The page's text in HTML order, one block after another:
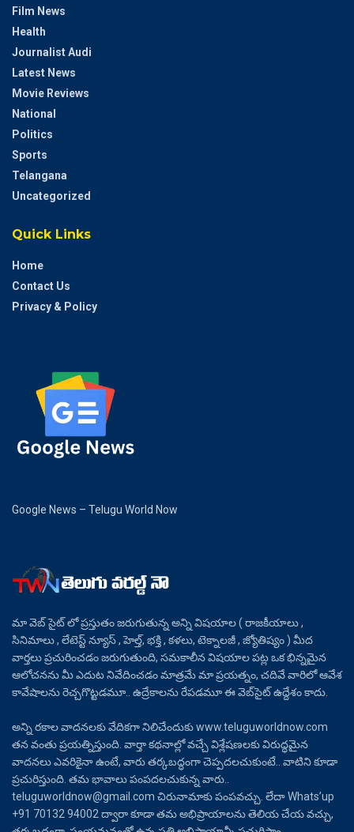
Film News
Health
Journalist Audi
Latest News
Movie Reviews
National
Politics
Sports
Telangana
Uncategorized
Quick Links
Home
Contact Us
Privacy & Policy
Google News – Telugu World Now
మా వెబ్ సైట్ లో ప్రస్తుతం జరుగుతున్న అన్ని విషయాల ( రాజకీయాలు ,
సినిమాలు , లేటెస్ట్ న్యూస్ , హెల్త్, భక్తి , కళలు, టెక్నాలజీ , జ్యోతిష్యం ) మీద
వార్తలు ప్రచురించడం జరుగుతుంది, సమకాలీన విషయాల పట్ల ఒక భిన్నమైన
ఆలోచనను మీ ఎదుట నివేదించడం మాత్రమే మా ప్రయత్నం, చదివే వారిలో ఆవేశ
కావేషాలను రెచ్చగొట్టడమూ.. ఉద్రేకాలను రేపడమూ ఈ వెబ్‌సైట్ ఉద్దేశం కాదు.
అన్ని రకాల వాదనలకు వేదికగా నిలిచేందుకు www.teluguworldnow.com
తన వంతు ప్రయత్నిస్తుంది. వార్తా కథనాల్లో వచ్చే విశ్లేషణలకు విరుద్ధమైన
వాదనలు ఎవరికైనా ఉంటే, వారు తర్కబద్ధంగా చెప్పదలచుకుంటే.. వాటిని కూడా
ప్రచురిస్తుంది. తమ భావాలు పంపదలచుకున్న వారు..
teluguworldnow@gmail.com చిరునామాకు పంపవచ్చు. లేదా Whats’up
+91 70132 94002 ద్వారా కూడా తమ అభిప్రాయాలను తెలియ చేయ వచ్చు,